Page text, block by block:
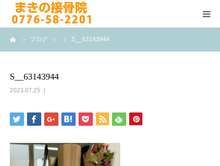
ブログ S__63143944
S__63143944
2023.07.25
HOME
医院案内
院長紹介